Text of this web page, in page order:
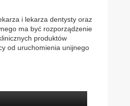
i lekarza dentysty oraz
ma być rozporządzenie
produktów
od uruchomienia unijnego